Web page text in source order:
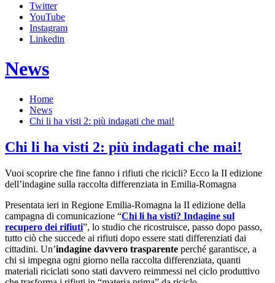
Twitter
YouTube
Instagram
Linkedin
News
Home
News
Chi li ha visti 2: più indagati che mai!
Chi li ha visti 2: più indagati che mai!
Vuoi scoprire che fine fanno i rifiuti che ricicli? Ecco la II edizione
dell’indagine sulla raccolta differenziata in Emilia-Romagna
Presentata ieri in Regione Emilia-Romagna la II edizione della
campagna di comunicazione “Chi li ha visti? Indagine sul
recupero dei rifiuti”, lo studio che ricostruisce, passo dopo passo,
tutto ciò che succede ai rifiuti dopo essere stati differenziati dai
cittadini. Un’indagine davvero trasparente perché garantisce, a
chi si impegna ogni giorno nella raccolta differenziata, quanti
materiali riciclati sono stati davvero reimmessi nel ciclo produttivo